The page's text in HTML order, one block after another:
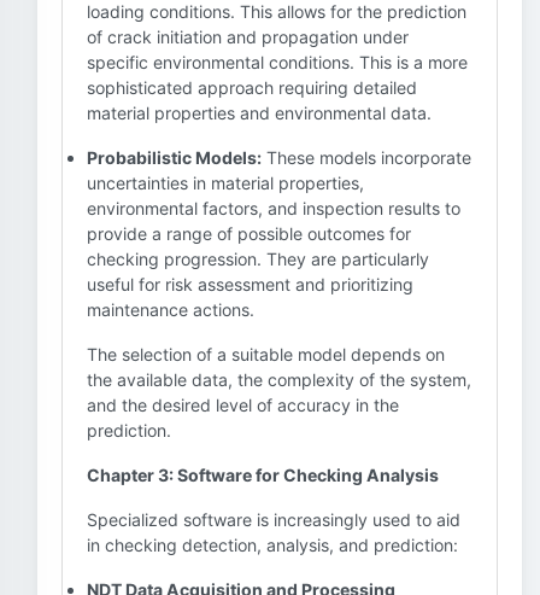
loading conditions. This allows for the prediction
of crack initiation and propagation under
specific environmental conditions. This is a more
sophisticated approach requiring detailed
material properties and environmental data.
Probabilistic Models: These models incorporate
uncertainties in material properties,
environmental factors, and inspection results to
provide a range of possible outcomes for
checking progression. They are particularly
useful for risk assessment and prioritizing
maintenance actions.
The selection of a suitable model depends on
the available data, the complexity of the system,
and the desired level of accuracy in the
prediction.
Chapter 3: Software for Checking Analysis
Specialized software is increasingly used to aid
in checking detection, analysis, and prediction:
NDT Data Acquisition and Processing